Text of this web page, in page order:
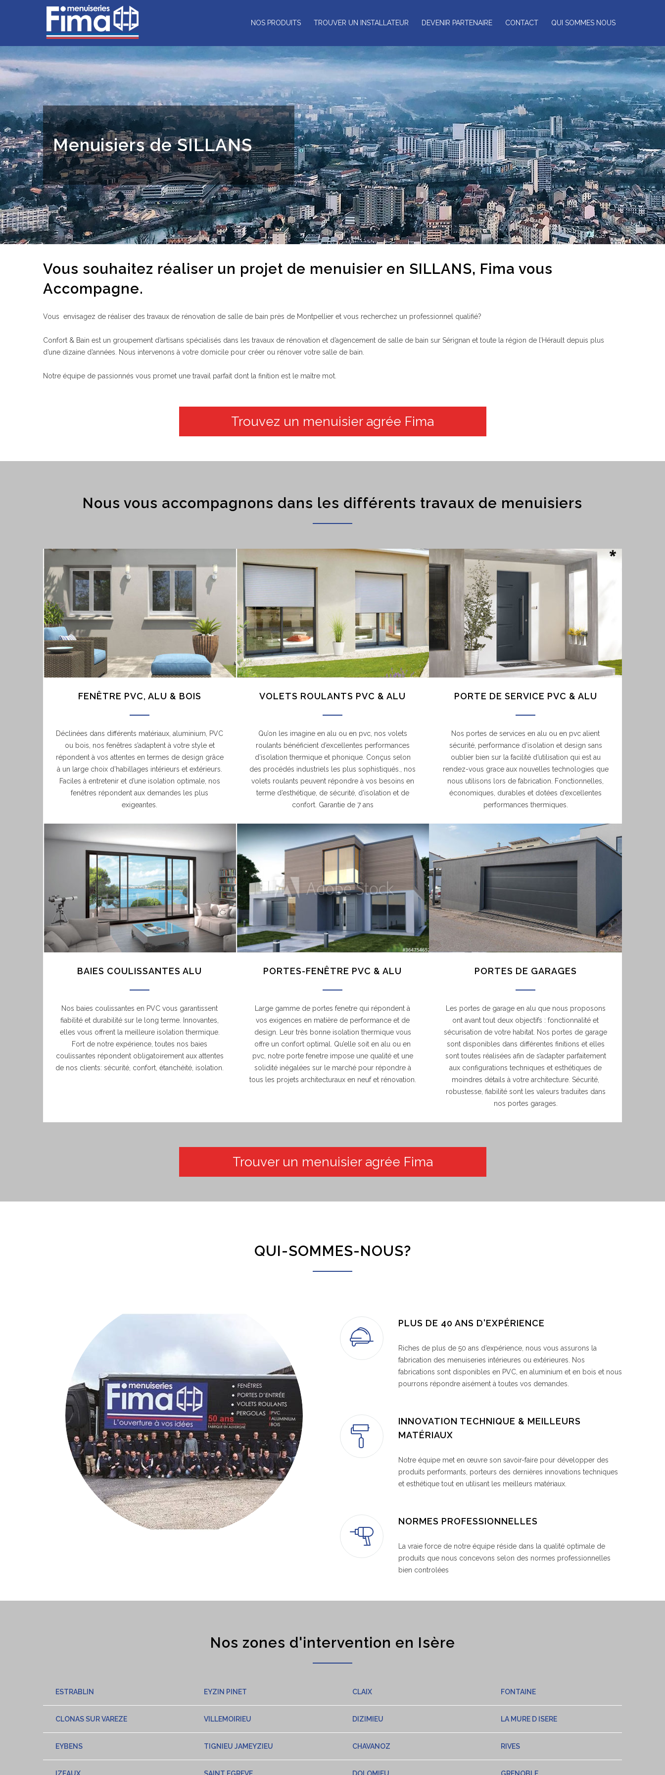
NOS PRODUITS TROUVER UN INSTALLATEUR DEVENIR PARTENAIRE CONTACT QUI SOMMES NOUS
Menuisiers de SILLANS
Vous souhaitez réaliser un projet de menuisier en SILLANS, Fima vous
Accompagne.
Vous envisagez de réaliser des travaux de rénovation de salle de bain près de Montpellier et vous recherchez un professionnel qualifié?
Confort & Bain est un groupement d’artisans spécialisés dans les travaux de rénovation et d’agencement de salle de bain sur Sérignan et toute la région de l’Hérault depuis plus
d’une dizaine d’années. Nous intervenons à votre domicile pour créer ou rénover votre salle de bain.
Notre équipe de passionnés vous promet une travail parfait dont la finition est le maître mot.
Trouvez un menuisier agrée Fima
Nous vous accompagnons dans les différents travaux de menuisiers
FENÊTRE PVC, ALU & BOIS
Déclinées dans différents matériaux, aluminium, PVC
ou bois, nos fenêtres s’adaptent à votre style et
répondent à vos attentes en termes de design grâce
à un large choix d’habillages intérieurs et extérieurs.
Faciles à entretenir et d’une isolation optimale, nos
fenêtres répondent aux demandes les plus
exigeantes.
VOLETS ROULANTS PVC & ALU
Qu’on les imagine en alu ou en pvc, nos volets
roulants bénéficient d’excellentes performances
d’isolation thermique et phonique. Conçus selon
des procédés industriels les plus sophistiqués., nos
volets roulants peuvent répondre à vos besoins en
terme d’esthétique, de sécurité, d’isolation et de
confort. Garantie de 7 ans
PORTE DE SERVICE PVC & ALU
Nos portes de services en alu ou en pvc alient
sécurité, performance d’isolation et design sans
oublier bien sur la facilité d’utilisation qui est au
rendez-vous grace aux nouvelles technologies que
nous utilisons lors de fabrication. Fonctionnelles,
économiques, durables et dotées d’excellentes
performances thermiques.
BAIES COULISSANTES ALU
Nos baies coulissantes en PVC vous garantissent
fiabilité et durabilité sur le long terme. Innovantes,
elles vous offrent la meilleure isolation thermique.
Fort de notre expérience, toutes nos baies
coulissantes répondent obligatoirement aux attentes
de nos clients: sécurité, confort, étanchéité, isolation.
PORTES-FENÊTRE PVC & ALU
Large gamme de portes fenetre qui répondent à
vos exigences en matière de performance et de
design. Leur très bonne isolation thermique vous
offre un confort optimal. Qu’elle soit en alu ou en
pvc, notre porte fenetre impose une qualité et une
solidité inégalées sur le marché pour répondre à
tous les projets architecturaux en neuf et rénovation.
PORTES DE GARAGES
Les portes de garage en alu que nous proposons
ont avant tout deux objectifs : fonctionnalité et
sécurisation de votre habitat. Nos portes de garage
sont disponibles dans différentes finitions et elles
sont toutes réalisées afin de s’adapter parfaitement
aux configurations techniques et esthétiques de
moindres détails à votre architecture. Sécurité,
robustesse, fiabilité sont les valeurs traduites dans
nos portes garages.
Trouver un menuisier agrée Fima
QUI-SOMMES-NOUS?
PLUS DE 40 ANS D'EXPÉRIENCE
Riches de plus de 50 ans d’expérience, nous vous assurons la
fabrication des menuiseries intérieures ou extérieures. Nos
fabrications sont disponibles en PVC, en aluminium et en bois et nous
pourrons répondre aisément à toutes vos demandes.
INNOVATION TECHNIQUE & MEILLEURS
MATÉRIAUX
Notre équipe met en œuvre son savoir-faire pour développer des
produits performants, porteurs des dernières innovations techniques
et esthétique tout en utilisant les meilleurs matériaux.
NORMES PROFESSIONNELLES
La vraie force de notre équipe réside dans la qualité optimale de
produits que nous concevons selon des normes professionnelles
bien controlées
Nos zones d'intervention en Isère
ESTRABLIN EYZIN PINET CLAIX FONTAINE
CLONAS SUR VAREZE VILLEMOIRIEU DIZIMIEU LA MURE D ISERE
EYBENS TIGNIEU JAMEYZIEU CHAVANOZ RIVES